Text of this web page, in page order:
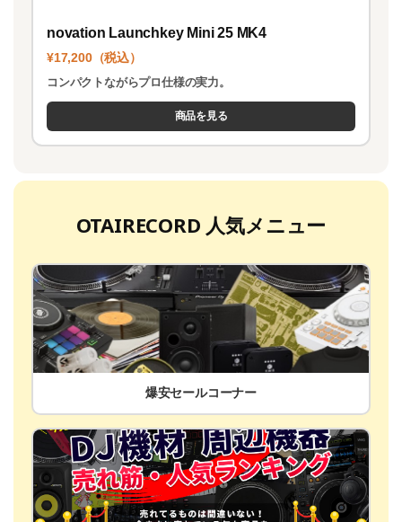
novation Launchkey Mini 25 MK4
¥17,200（税込）
コンパクトながらプロ仕様の実力。
商品を見る
OTAIRECORD 人気メニュー
爆安セールコーナー